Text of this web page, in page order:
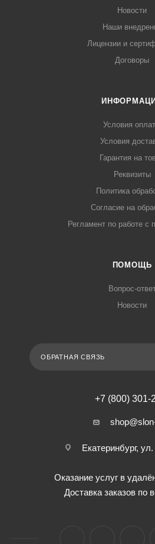
Новости
Наши
Лицензии и
Договоры
Условия
Условия
Гарантия на
Реквизиты
Политика
Согласие на
Регламент по работе с
ПОМОЩЬ
Вопрос-
Новости
ОБРАТНАЯ СВЯЗЬ
+7 (800) 301-
Екатеринбург,
Оказание услуг в
Доставка заказов по